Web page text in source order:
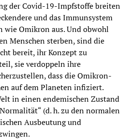
der Covid-19-Impfstoffe breiten
und das Immunsystem
wie Omikron aus. Und obwohl
Menschen sterben, sind die
bereit, ihr Konzept zu
sie verdoppeln ihre
dass die Omikron-
auf dem Planeten infiziert.
in einen endemischen Zustand
(d. h. zu den normalen
Ausbeutung und